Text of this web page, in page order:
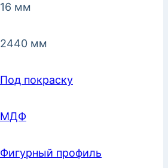
16 мм
2440 мм
Под покраску
МДФ
Фигурный профиль